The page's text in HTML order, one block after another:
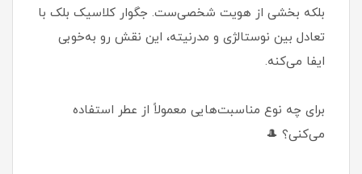
بلکه بخشی از هویت شخصی‌ست. جگوار کلاسیک بلک با
تعادل بین نوستالژی و مدرنیته، این نقش رو به‌خوبی
ایفا می‌کنه.
برای چه نوع مناسبت‌هایی معمولاً از عطر استفاده
می‌کنی؟ 🎩